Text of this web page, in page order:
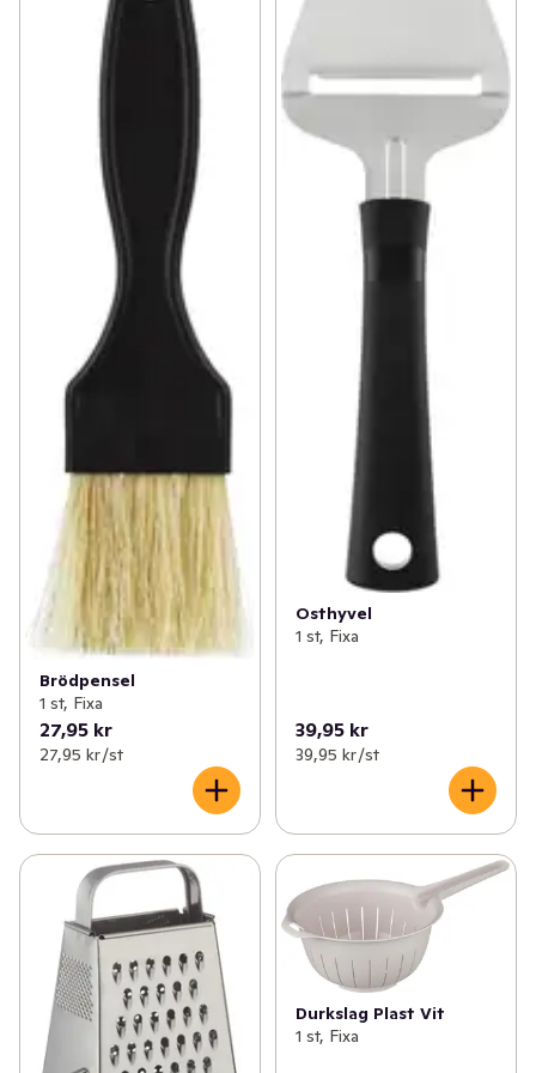
Brödpensel
1 st, Fixa
27,95 kr
27,95 kr /st
Osthyvel
1 st, Fixa
39,95 kr
39,95 kr /st
Durkslag Plast Vit
1 st, Fixa